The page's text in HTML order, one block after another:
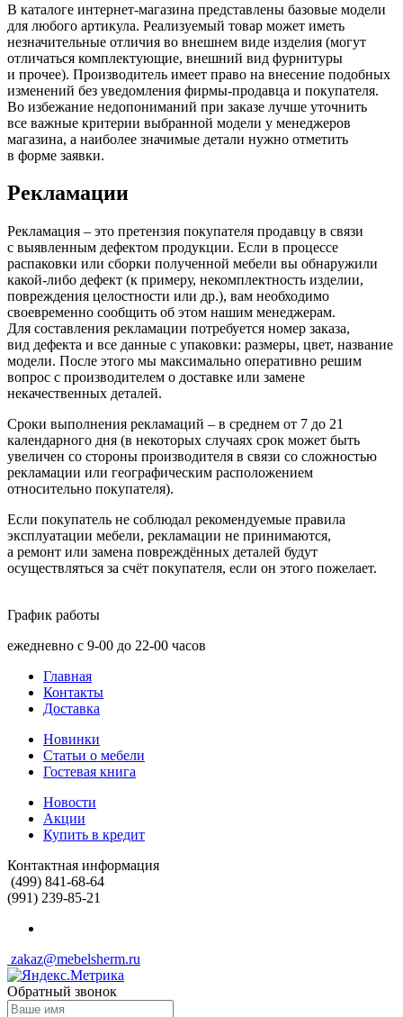
В каталоге интернет-магазина представлены базовые модели
для любого артикула. Реализуемый товар может иметь
незначительные отличия во внешнем виде изделия (могут
отличаться комплектующие, внешний вид фурнитуры
и прочее). Производитель имеет право на внесение подобных
изменений без уведомления фирмы-продавца и покупателя.
Во избежание недопониманий при заказе лучше уточнить
все важные критерии выбранной модели у менеджеров
магазина, а наиболее значимые детали нужно отметить
в форме заявки.
Рекламации
Рекламация – это претензия покупателя продавцу в связи
с выявленным дефектом продукции. Если в процессе
распаковки или сборки полученной мебели вы обнаружили
какой-либо дефект (к примеру, некомплектность изделии,
повреждения целостности или др.), вам необходимо
своевременно сообщить об этом нашим менеджерам.
Для составления рекламации потребуется номер заказа,
вид дефекта и все данные с упаковки: размеры, цвет, название
модели. После этого мы максимально оперативно решим
вопрос с производителем о доставке или замене
некачественных деталей.
Сроки выполнения рекламаций – в среднем от 7 до 21
календарного дня (в некоторых случаях срок может быть
увеличен со стороны производителя в связи со сложностью
рекламации или географическим расположением
относительно покупателя).
Если покупатель не соблюдал рекомендуемые правила
эксплуатации мебели, рекламации не принимаются,
а ремонт или замена повреждённых деталей будут
осуществляться за счёт покупателя, если он этого пожелает.
График работы
ежедневно с 9-00 до 22-00 часов
Главная
Контакты
Доставка
Новинки
Статьи о мебели
Гостевая книга
Новости
Акции
Купить в кредит
Контактная информация
(499) 841-68-64
(991) 239-85-21
zakaz@mebelsherm.ru
Обратный звонок